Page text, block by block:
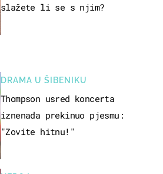
DRAMA U ŠIBENIKU
Thompson usred koncerta
iznenada prekinuo pjesmu:
"Zovite hitnu!"
slažete li se s njim?